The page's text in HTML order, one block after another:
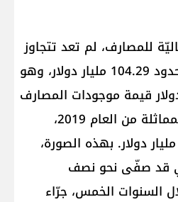
للمصارف، لم تعد تتجاوز
–في أواخر شهر أيّار- حدود 104.29 مليار دولار، وهو
99.55 مليار دولار قيمة موجودات المصارف
الإجماليّة في الفترة المماثلة من العام 2019،
والذي بلغ نحو 203.84 مليار دولار. بهذه الصورة،
قد صفّى نحو نصف
السنوات الخمس، جرّاء